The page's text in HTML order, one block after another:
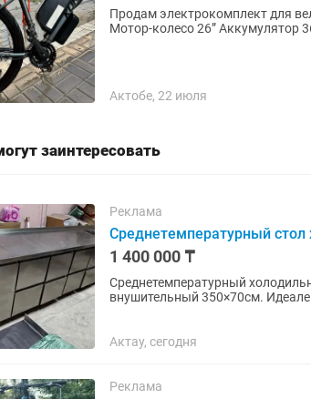
Продам электрокомплект для
Актобе, 22 июля
заинтересовать
Реклама
Среднетемпературный стол
1 400 000 ₸
Среднетемпературный
внушительный 350×70см.
Актау, сегодня
Реклама